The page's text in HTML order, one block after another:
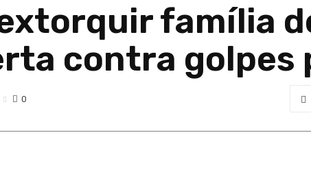
família
contra golpes
0